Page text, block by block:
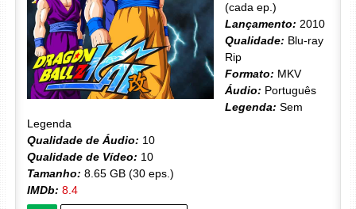
(cada ep.)
Lançamento: 2010
Qualidade: Blu-ray
Rip
Formato: MKV
Áudio: Português
Legenda: Sem
Legenda
Qualidade de Áudio: 10
Qualidade de Vídeo: 10
Tamanho: 8.65 GB (30 eps.)
IMDb: 8.4